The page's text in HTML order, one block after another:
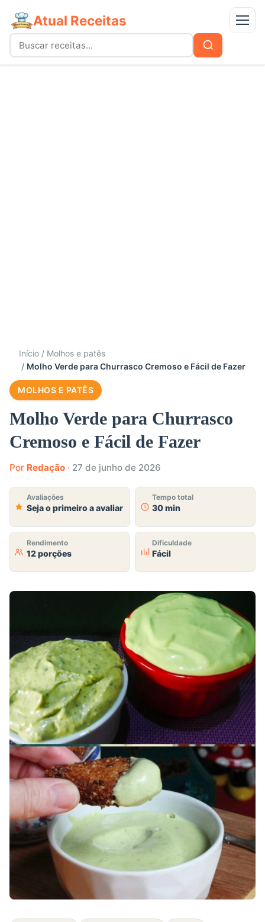
Atual Receitas Menu
Buscar
por:
Buscar
Início
Molhos e patês
Molho Verde para Churrasco Cremoso e Fácil de Fazer
MOLHOS E PATÊS
Molho Verde para Churrasco
Cremoso e Fácil de Fazer
Por Redação · 27 de junho de 2026
Avaliações
Seja o primeiro a avaliar
Tempo total
30 min
Rendimento
12 porções
Dificuldade
Fácil